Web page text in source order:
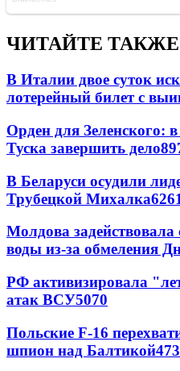
ЧИТАЙТЕ ТАКЖЕ
В Италии двое суток
лотерейный билет с
Орден для Зеленского:
Туска завершить дело
В Беларуси осудили
Трубецкой Михалка6261
Молдова задействовала
воды из-за обмеления
РФ активизировала
атак ВСУ5070
Польские F-16
шпион над Балтикой